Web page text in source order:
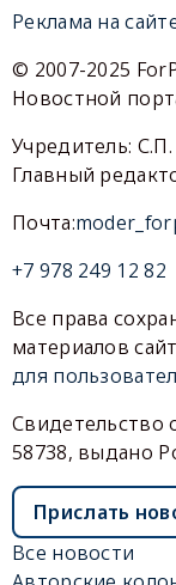
Реклама на
© 2007-2025
Новостной
Учредитель:
Главный
Почта:
+7 978 249 12 82
Все права
материалов
для
58738, выдано
Прислать
Все новости